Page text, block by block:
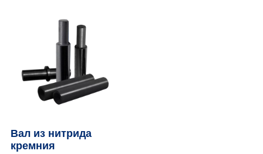
Вал из нитрида
кремния